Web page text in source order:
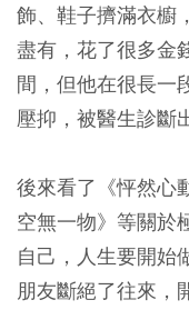
飾、鞋子擠滿衣櫥
盡有，花了很多金
間，但他在很長一
壓抑，被醫生診斷
後來看了《怦然心
空無一物》等關於
自己，人生要開始
朋友斷絕了往來，